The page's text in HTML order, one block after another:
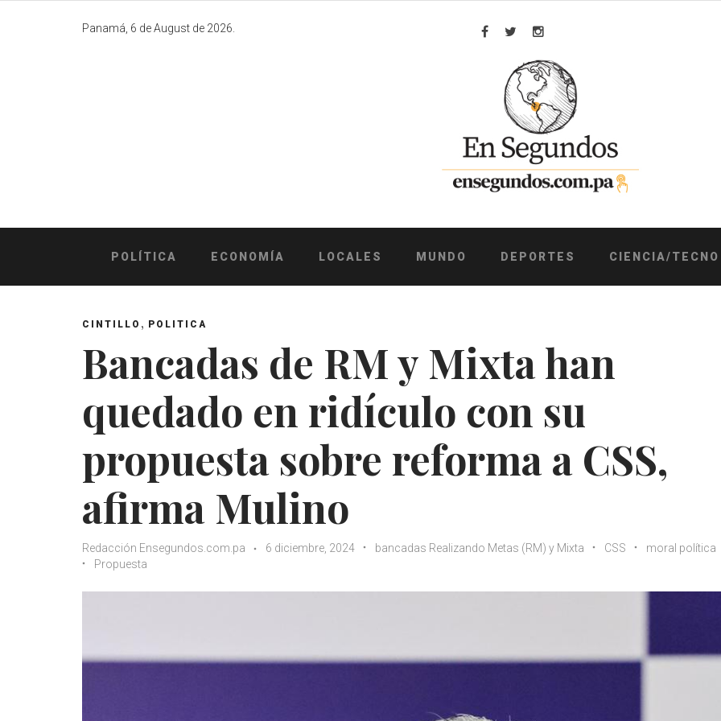
Panamá, 6 de August de 2026.
Facebook
TwitterInstagram
POLÍTICA ECONOMÍA LOCALES MUNDO DEPORTES CIENCIA/TECNO
CINTILLO , POLITICA
Bancadas de RM y Mixta han
quedado en ridículo con su
propuesta sobre reforma a CSS,
afirma Mulino
Redacción Ensegundos.com.pa 6 diciembre, 2024 bancadas Realizando Metas (RM) y Mixta CSS
moral política
Propuesta